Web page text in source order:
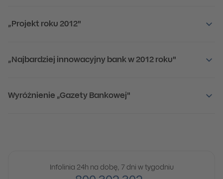
„Projekt roku 2012"
„Najbardziej innowacyjny bank w 2012 roku"
Wyróżnienie „Gazety Bankowej"
Infolinia 24h na dobę, 7 dni w tygodniu